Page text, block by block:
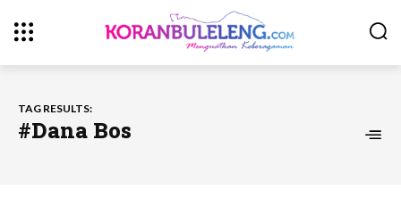
TAG RESULTS:
#Dana Bos